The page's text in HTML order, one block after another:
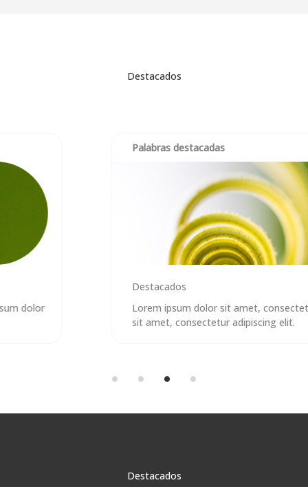
Destacados
Lorem ipsum dolor sit amet, consectetur ipsum dolor
sit amet, consectetur adipiscing elit.
Destacados